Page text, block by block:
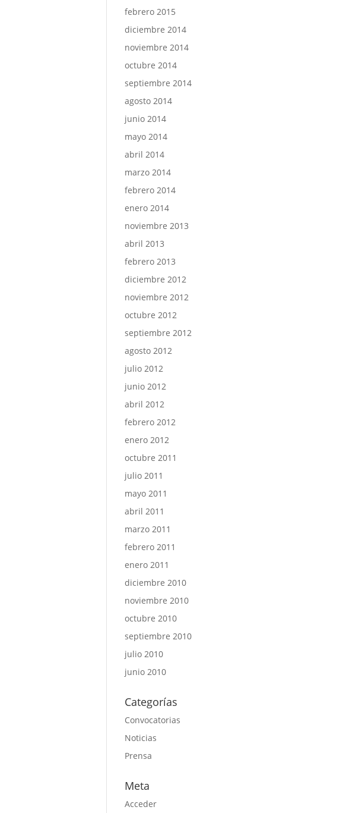
febrero 2015
diciembre 2014
noviembre 2014
octubre 2014
septiembre 2014
agosto 2014
junio 2014
mayo 2014
abril 2014
marzo 2014
febrero 2014
enero 2014
noviembre 2013
abril 2013
febrero 2013
diciembre 2012
noviembre 2012
octubre 2012
septiembre 2012
agosto 2012
julio 2012
junio 2012
abril 2012
febrero 2012
enero 2012
octubre 2011
julio 2011
mayo 2011
abril 2011
marzo 2011
febrero 2011
enero 2011
diciembre 2010
noviembre 2010
octubre 2010
septiembre 2010
julio 2010
junio 2010
Categorías
Convocatorias
Noticias
Prensa
Meta
Acceder